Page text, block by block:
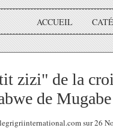
ACCUEIL
zizi" de la
de
sur 26